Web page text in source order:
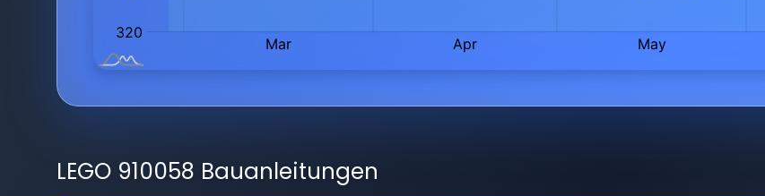
LEGO 910058 Bauanleitungen